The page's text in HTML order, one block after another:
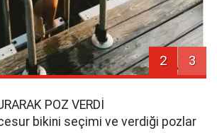
2 3
POZ VERDİ
bikini seçimi ve verdiği pozlar